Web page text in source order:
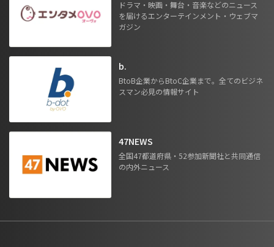
ドラマ・映画・舞台・音楽などのニュース
を届けるエンターテインメント・ウェブマ
ガジン
b.
BtoB企業からBtoC企業まで。全てのビジネ
スマン必見の情報サイト
47NEWS
全国47都道府県・52参加新聞社と共同通信
の内外ニュース